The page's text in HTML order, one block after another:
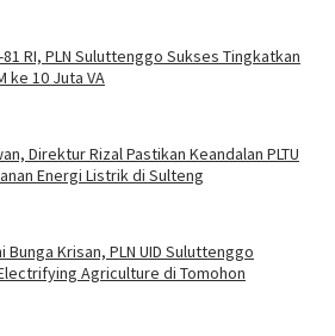
RI, PLN Suluttenggo Sukses Tingkatkan
ke 10 Juta VA
Direktur Rizal Pastikan Keandalan PLTU
Energi Listrik di Sulteng
Bunga Krisan, PLN UID Suluttenggo
Agriculture di Tomohon